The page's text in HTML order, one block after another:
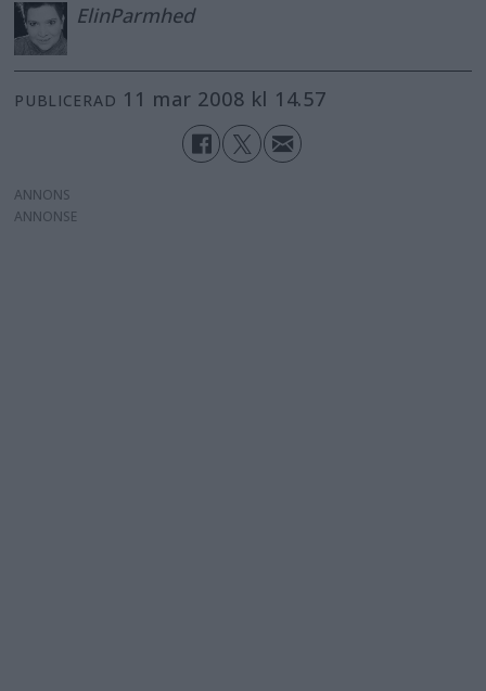
ElinParmhed
PUBLICERAD 11 mar 2008 kl 14.57
ANNONS